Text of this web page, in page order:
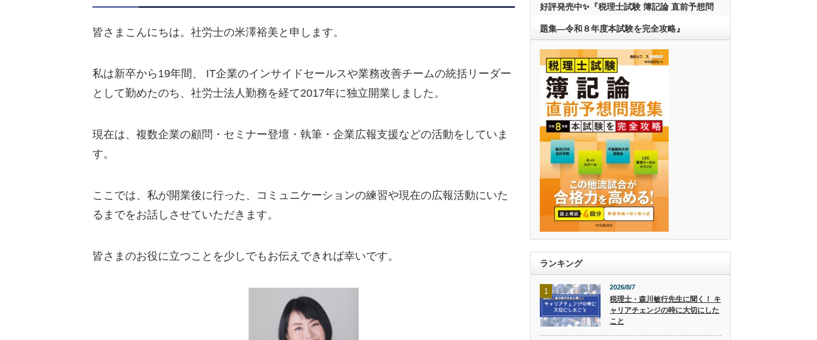
皆さまこんにちは。社労士の米澤裕美と申します。
私は新卒から19年間、 IT企業のインサイドセールスや業務改善チームの統括リーダー
として勤めたのち、社労士法人勤務を経て2017年に独立開業しました。
現在は、複数企業の顧問・セミナー登壇・執筆・企業広報支援などの活動をしていま
す。
ここでは、私が開業後に行った、コミュニケーションの練習や現在の広報活動にいた
るまでをお話しさせていただきます。
皆さまのお役に立つことを少しでもお伝えできれば幸いです。
好評発売中✨『税理士試験 簿記論 直前予想問
題集―令和８年度本試験を完全攻略』
ランキング
1 2026/8/7
税理士・森川敏行先生に聞く！ キ
ャリアチェンジの時に大切にした
こと